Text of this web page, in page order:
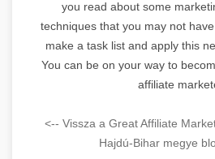
you read about some
techniques that you may not
make a task list and apply this
You can be on your way to
affiliate
<-- Vissza a Great Affiliate
Hajdú-Bihar megye